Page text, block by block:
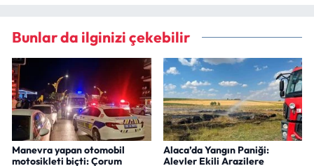
Bunlar da ilginizi çekebilir
Manevra yapan otomobil
motosikleti biçti: Çorum
Alaca’da Yangın Paniği:
Alevler Ekili Arazilere